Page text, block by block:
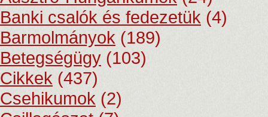
Banki csalók és fedezetük (4)
Barmolmányok (189)
Betegségügy (103)
Cikkek (437)
Csehikumok (2)